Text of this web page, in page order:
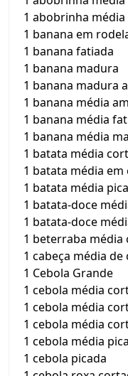
1 abobrinha média
1 banana em
1 banana fatiada
1 banana madura
1 banana madura
1 banana média
1 banana média
1 banana média
1 batata média
1 batata média em
1 batata média
1 batata-doce
1 batata-doce
1 beterraba média
1 cabeça média
1 Cebola Grande
1 cebola média
1 cebola média
1 cebola média
1 cebola média
1 cebola picada